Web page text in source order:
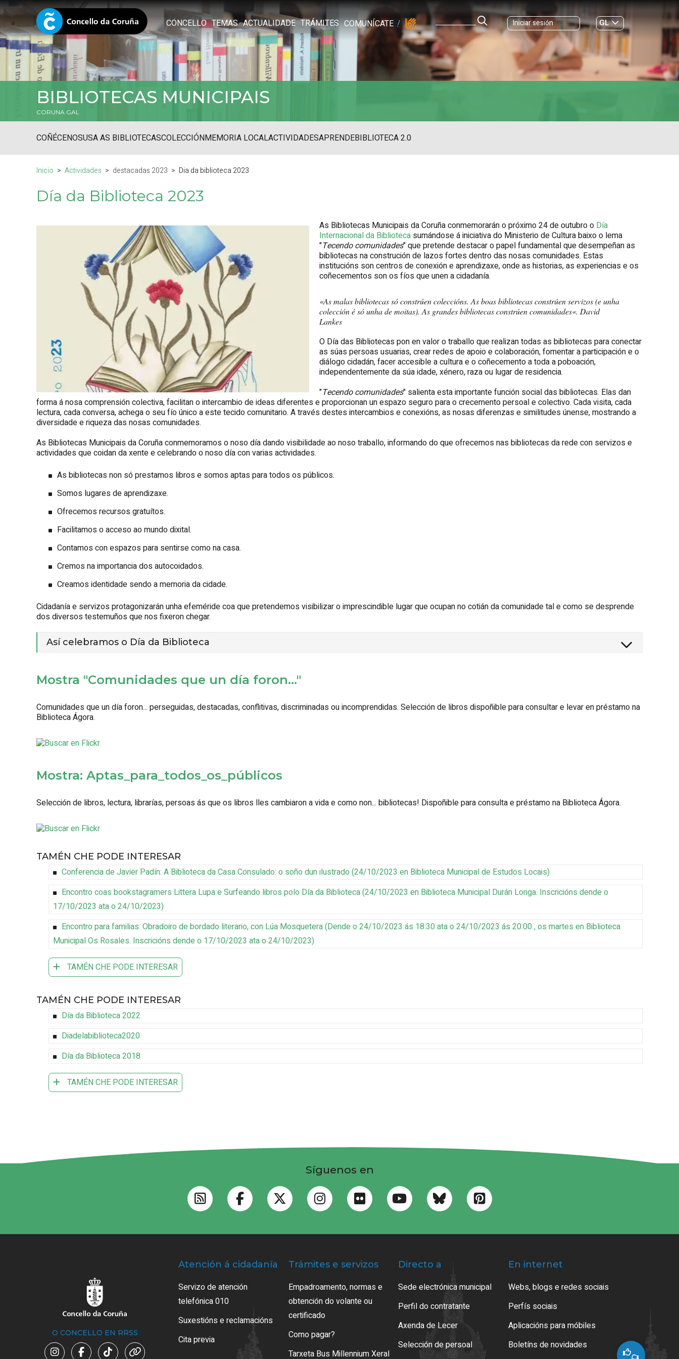
CONCELLO TEMAS ACTUALIDADE TRÁMITES COMUNÍCATE Iniciar sesión
GL
ES|
BIBLIOTECAS MUNICIPAIS
CORUNA.GAL
COÑÉCENOSUSA AS BIBLIOTECASCOLECCIÓNMEMORIA LOCALACTIVIDADESAPRENDEBIBLIOTECA 2.0
Inicio Actividades destacadas 2023 Dia da biblioteca 2023
Día da Biblioteca 2023
As Bibliotecas Municipais da Coruña conmemorarán o próximo 24 de outubro o Día
Internacional da Biblioteca sumándose á iniciativa do Ministerio de Cultura baixo o lema
"Tecendo comunidades" que pretende destacar o papel fundamental que desempeñan as
bibliotecas na construción de lazos fortes dentro das nosas comunidades. Estas
institucións son centros de conexión e aprendizaxe, onde as historias, as experiencias e os
coñecementos son os fíos que unen a cidadanía.
«As malas bibliotecas só constrúen coleccións. As boas bibliotecas constrúen servizos (e unha
colección é só unha de moitas). As grandes bibliotecas constrúen comunidades«. David
Lankes
O Día das Bibliotecas pon en valor o traballo que realizan todas as bibliotecas para conectar
as súas persoas usuarias, crear redes de apoio e colaboración, fomentar a participación e o
diálogo cidadán, facer accesible a cultura e o coñecemento a toda a poboación,
independentemente da súa idade, xénero, raza ou lugar de residencia.
"Tecendo comunidades" salienta esta importante función social das bibliotecas. Elas dan
forma á nosa comprensión colectiva, facilitan o intercambio de ideas diferentes e proporcionan un espazo seguro para o crecemento persoal e colectivo. Cada visita, cada
lectura, cada conversa, achega o seu fío único a este tecido comunitario. A través destes intercambios e conexións, as nosas diferenzas e similitudes únense, mostrando a
diversidade e riqueza das nosas comunidades.
As Bibliotecas Municipais da Coruña conmemoramos o noso día dando visibilidade ao noso traballo, informando do que ofrecemos nas bibliotecas da rede con servizos e
actividades que coidan da xente e celebrando o noso día con varias actividades.
As bibliotecas non só prestamos libros e somos aptas para todos os públicos.
Somos lugares de aprendizaxe.
Ofrecemos recursos gratuítos.
Facilitamos o acceso ao mundo dixital.
Contamos con espazos para sentirse como na casa.
Cremos na importancia dos autocoidados.
Creamos identidade sendo a memoria da cidade.
Cidadanía e servizos protagonizarán unha efeméride coa que pretendemos visibilizar o imprescindible lugar que ocupan no cotián da comunidade tal e como se desprende
dos diversos testemuños que nos fixeron chegar.
Así celebramos o Día da Biblioteca
Mostra "Comunidades que un día foron..."
Comunidades que un día foron... perseguidas, destacadas, conflitivas, discriminadas ou incomprendidas. Selección de libros dispoñible para consultar e levar en préstamo na
Biblioteca Ágora.
Mostra: Aptas_para_todos_os_públicos
Selección de libros, lectura, librarías, persoas ás que os libros lles cambiaron a vida e como non... bibliotecas! Dispoñible para consulta e préstamo na Biblioteca Ágora.
TAMÉN CHE PODE INTERESAR
Conferencia de Javier Padín: A Biblioteca da Casa Consulado: o soño dun ilustrado (24/10/2023 en Biblioteca Municipal de Estudos Locais)
Encontro coas bookstagramers Littera Lupa e Surfeando libros polo Día da Biblioteca(24/10/2023 en Biblioteca Municipal Durán Loriga. Inscricións dende o
17/10/2023 ata o 24/10/2023)
Encontro para familias: Obradoiro de bordado literario, con Lúa Mosquetera(Dende o 24/10/2023 ás 18:30 ata o 24/10/2023 ás 20:00 , os martes en Biblioteca
Municipal Os Rosales. Inscricións dende o 17/10/2023 ata o 24/10/2023)
TAMÉN CHE PODE INTERESAR
TAMÉN CHE PODE INTERESAR
Día da Biblioteca 2022
Diadelabiblioteca2020
Día da Biblioteca 2018
TAMÉN CHE PODE INTERESAR
Síguenos en
O CONCELLO EN RRSS
Atención á cidadanía
Servizo de atención
telefónica 010
Suxestións e reclamacións
Cita previa
Trámites e servizos
Empadroamento, normas e
obtención do volante ou
certificado
Como pagar?
Tarxeta Bus Millennium Xeral
Directo a
Sede electrónica municipal
Perfil do contratante
Axenda de Lecer
Selección de persoal
En internet
Webs, blogs e redes sociais
Perfís sociais
Aplicacións para móbiles
Boletíns de novidades